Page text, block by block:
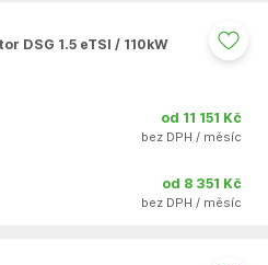
DSG 1.5 eTSI / 110kW
od 11 151 Kč
bez DPH / měsíc
od 8 351 Kč
bez DPH / měsíc